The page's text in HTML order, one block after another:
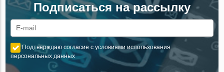
Подписаться на рассылку
Подтверждаю согласие с условиями использования
персональных данных